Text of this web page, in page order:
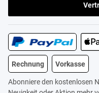
Rechnung Vorkasse
Abonniere den kostenlosen